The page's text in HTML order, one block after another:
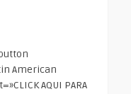
American
AQUI PARA